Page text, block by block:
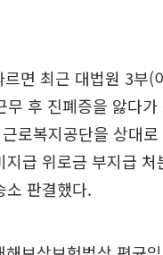
면 최근 대법원 3부(
무 후 진폐증을 앓다가
로복지공단을 상대로
지급 위로금 부지급 처
소 판결했다.